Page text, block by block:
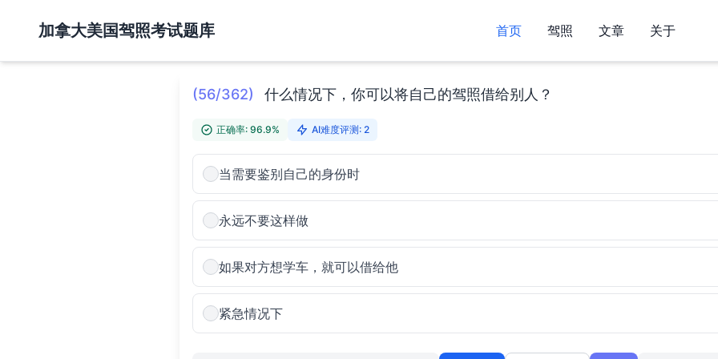
加拿大美国驾照考试题库 首页 驾照 文章 关于
(56/362) 什么情况下，你可以将自己的驾照借给别人？
正确率: 96.9% AI难度评测: 2
当需要鉴别自己的身份时
永远不要这样做
如果对方想学车，就可以借给他
紧急情况下